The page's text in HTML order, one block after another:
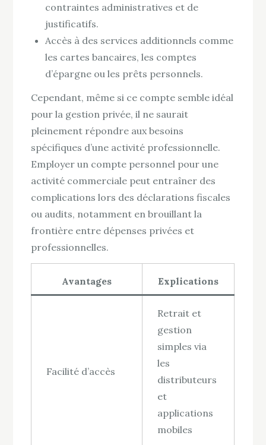
contraintes administratives et de
justificatifs.
Accès à des services additionnels comme
les cartes bancaires, les comptes
d’épargne ou les prêts personnels.
Cependant, même si ce compte semble idéal
pour la gestion privée, il ne saurait
pleinement répondre aux besoins
spécifiques d’une activité professionnelle.
Employer un compte personnel pour une
activité commerciale peut entraîner des
complications lors des déclarations fiscales
ou audits, notamment en brouillant la
frontière entre dépenses privées et
professionnelles.
Avantages Explications
Facilité d’accès
Retrait et
gestion
simples via
les
distributeurs
et
applications
mobiles